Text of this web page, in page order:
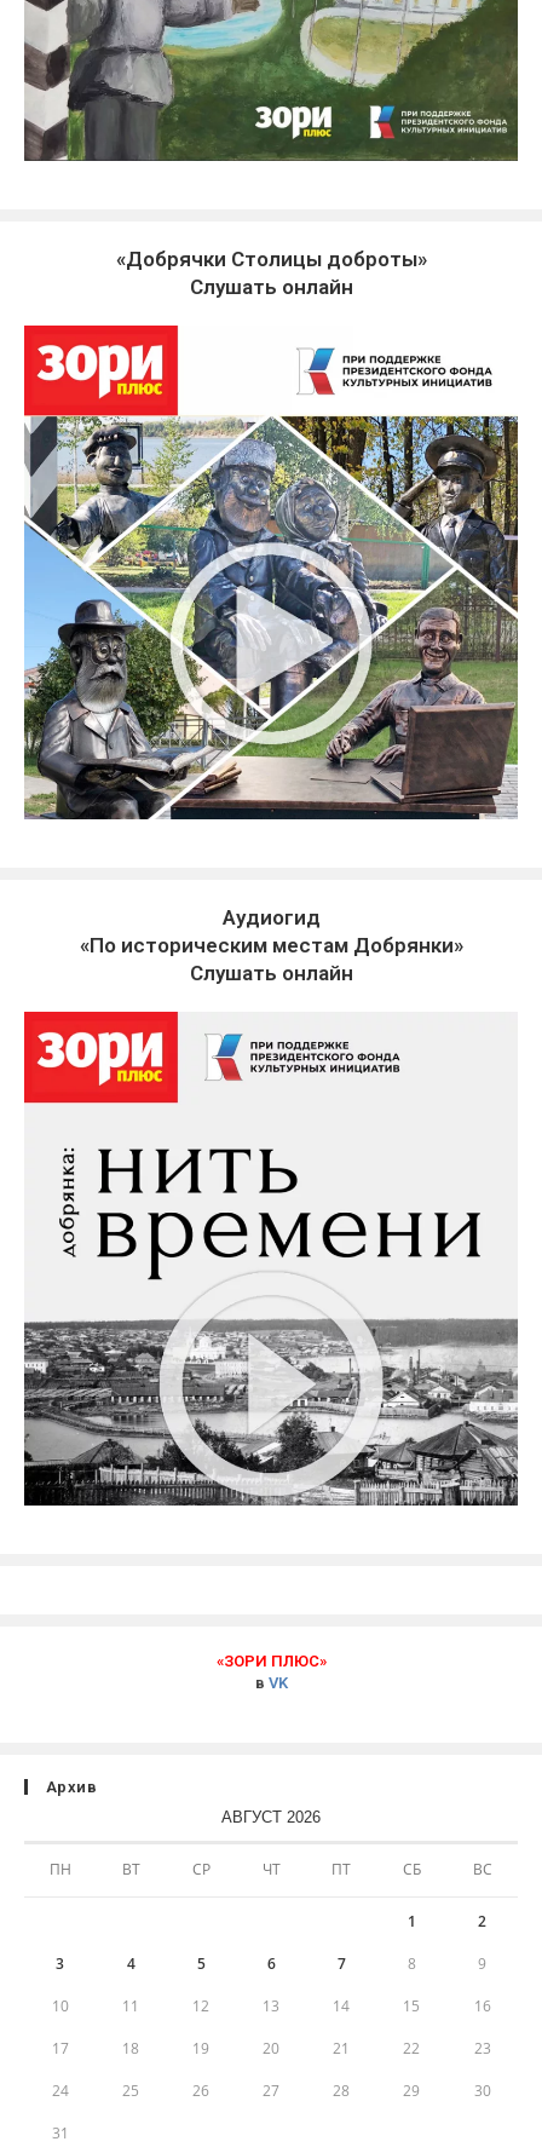
«Добрячки Столицы доброты»
Слушать онлайн
Аудиогид
«По историческим местам Добрянки»
Слушать онлайн
«ЗОРИ ПЛЮС»
в VK
Архив
АВГУСТ 2026
ПН ВТ СР ЧТ ПТ СБ ВС
1 2
3 4 5 6 7 8 9
10 11 12 13 14 15 16
17 18 19 20 21 22 23
24 25 26 27 28 29 30
31